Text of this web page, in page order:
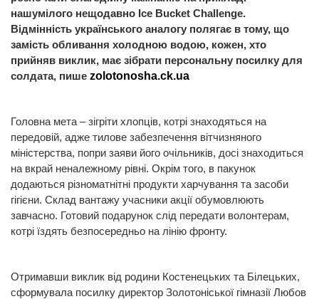
нашумілого нещодавно Ice Bucket Challenge.
Відмінність українського аналогу полягає в тому, що
замість обливання холодною водою, кожен, хто
прийняв виклик, має зібрати персональну посилку для
солдата, пише zolotonosha.ck.ua
Головна мета – зігріти хлопців, котрі знаходяться на
передовій, адже тилове забезпечення вітчизняного
міністерства, попри заяви його очільників, досі знаходиться
на вкрай неналежному рівні. Окрім того, в пакунок
додаються різноматнітні продукти харчування та засоби
гігієни. Склад вантажу учасники акції обумовлюють
завчасно. Готовий подарунок слід передати волонтерам,
котрі їздять безпосередньо на лінію фронту.
Отримавши виклик від родини Костенецьких та Білецьких,
сформувала посилку директор Золотоніської гімназії Любов